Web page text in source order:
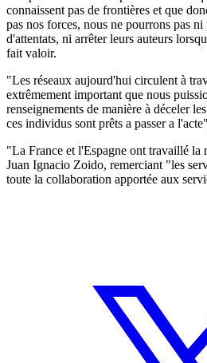
connaissent pas de frontières et que
pas nos forces, nous ne pourrons pas
d'attentats, ni arrêter leurs auteurs
fait valoir.
"Les réseaux aujourd'hui circulent à
extrêmement important que nous
renseignements de manière à déceler
ces individus sont prêts a passer a
"La France et l'Espagne ont travaillé la
Juan Ignacio Zoido, remerciant "les
toute la collaboration apportée aux